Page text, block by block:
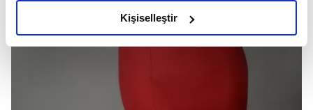
olduğunu ve sizlere en iyi içerikleri sunabilmek adına
elimizden gelen çabayı gösterdiğimizi ve bu noktada,
reklamların maliyetlerimizi karşılamak noktasında tek gelir
Her halükârda, kullanıcılar, bu çerezlere izin vermedikleri
Kişiselleştir